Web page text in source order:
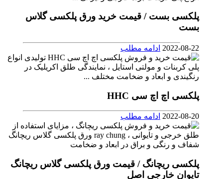
پلکسی بست / قیمت خرید ورق پلکسی گلاس
بست
2022-08-22 ادامه مطلب
پلکسی اچ اچ سی HHC
2022-08-20 ادامه مطلب
پلکسی ریچانگ / قیمت ورق پلکسی گلاس ریچانگ
تایوان خارجی اصل